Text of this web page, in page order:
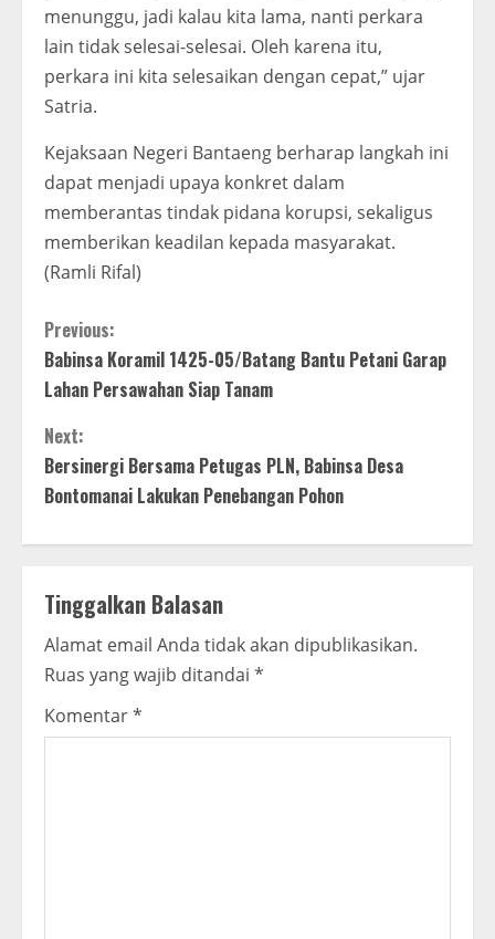
menunggu, jadi kalau kita lama, nanti perkara
lain tidak selesai-selesai. Oleh karena itu,
perkara ini kita selesaikan dengan cepat,” ujar
Satria.
Kejaksaan Negeri Bantaeng berharap langkah ini
dapat menjadi upaya konkret dalam
memberantas tindak pidana korupsi, sekaligus
memberikan keadilan kepada masyarakat.
(Ramli Rifal)
C
o
n
t
u
e
R
e
Previous:
Babinsa Koramil 1425-05/Batang Bantu Petani Garap
Lahan Persawahan Siap Tanam
Next:
Bersinergi Bersama Petugas PLN, Babinsa Desa
Bontomanai Lakukan Penebangan Pohon
Tinggalkan Balasan
Alamat email Anda tidak akan dipublikasikan.
Ruas yang wajib ditandai *
Komentar*